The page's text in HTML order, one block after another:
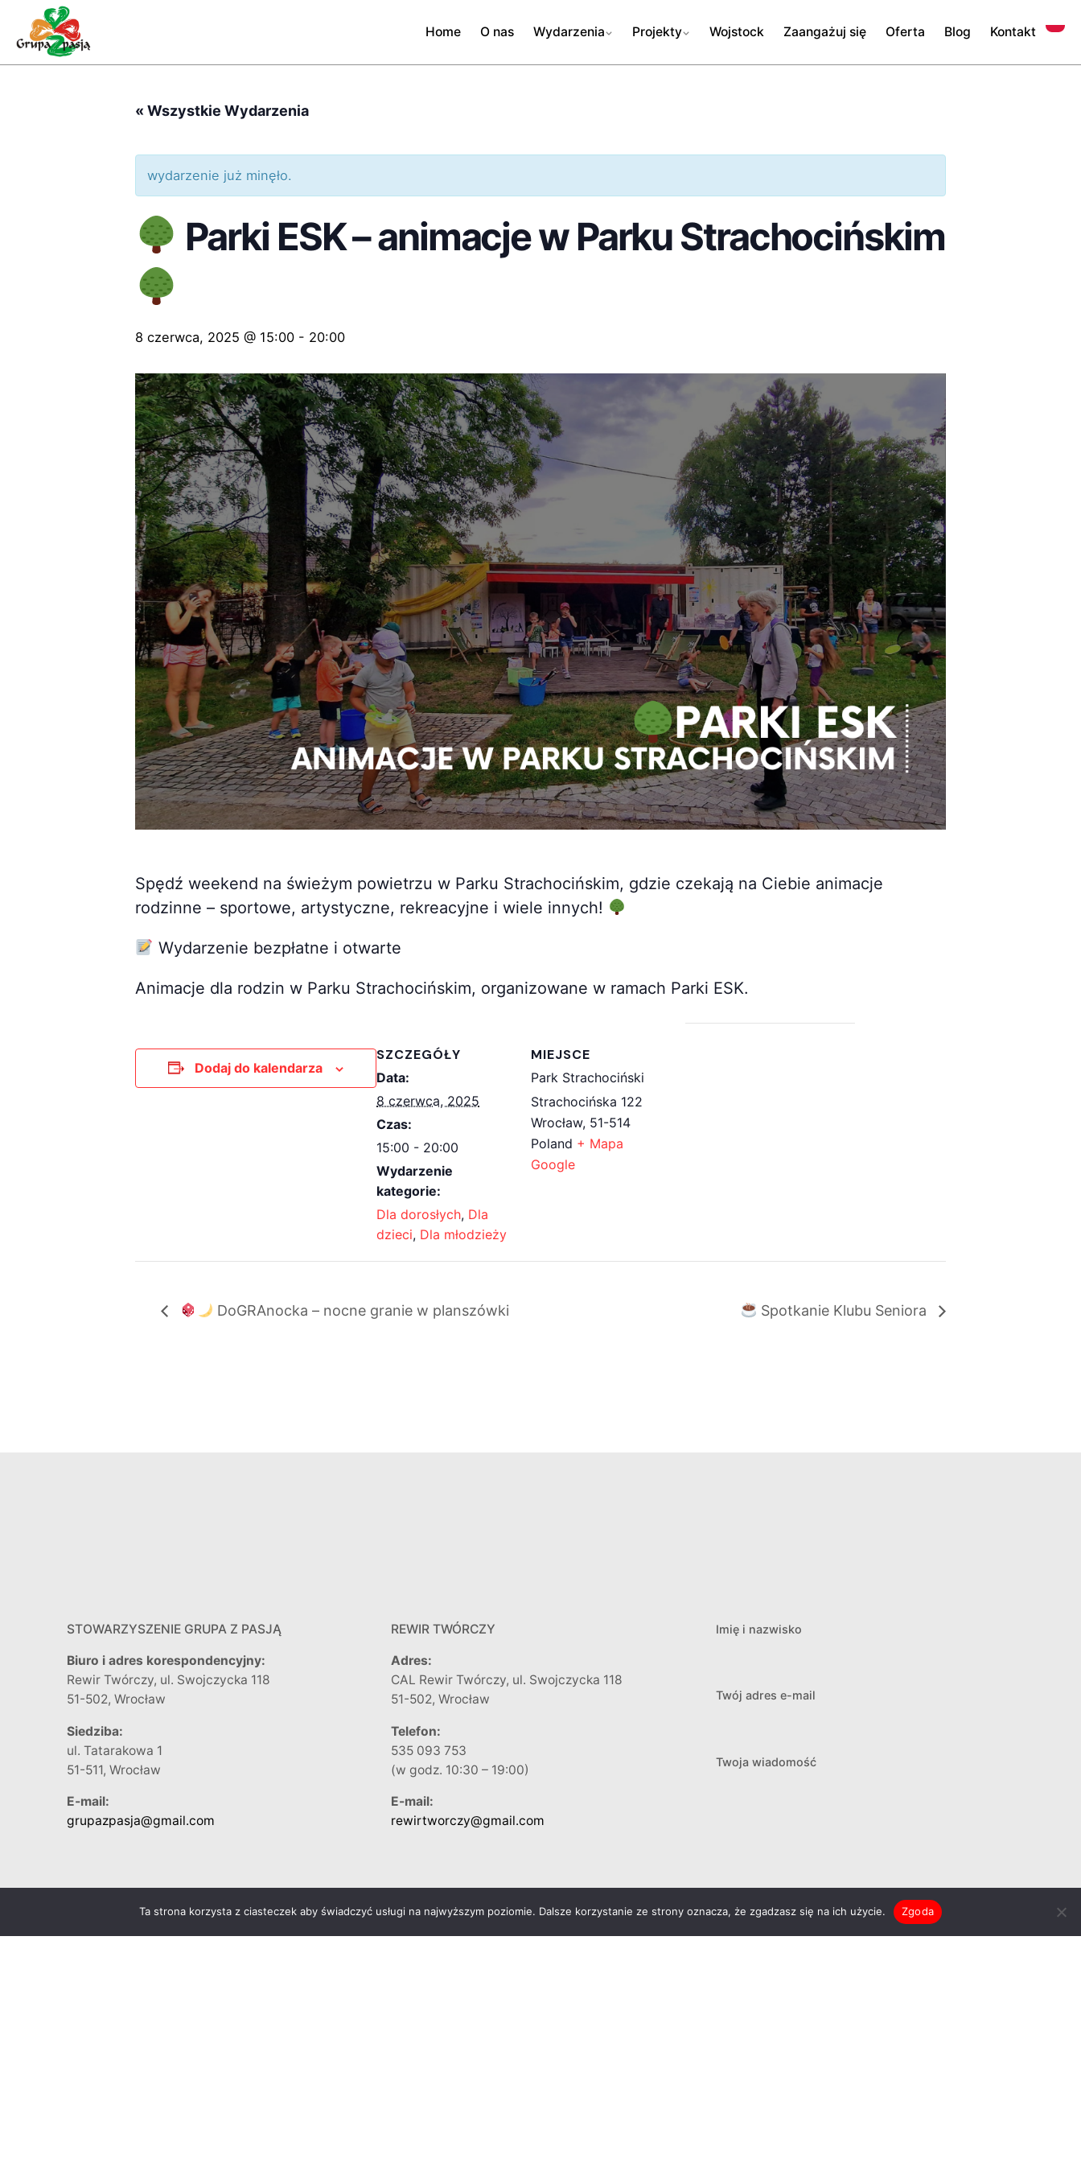
content
Home O nas Wydarzenia Projekty Wojstock Zaangażuj się Oferta Blog Kontakt
« Wszystkie Wydarzenia
wydarzenie już minęło.
Parki ESK – animacje w Parku Strachocińskim
8 czerwca, 2025 @ 15:00 - 20:00
Spędź weekend na świeżym powietrzu w Parku Strachocińskim, gdzie czekają na Ciebie animacje
rodzinne – sportowe, artystyczne, rekreacyjne i wiele innych!
Wydarzenie bezpłatne i otwarte
Animacje dla rodzin w Parku Strachocińskim, organizowane w ramach Parki ESK.
Dodaj do kalendarza
SZCZEGÓŁY
Data:
8 czerwca, 2025
Czas:
15:00 - 20:00
Wydarzenie
kategorie:
Dla dorosłych, Dla
dzieci, Dla młodzieży
MIEJSCE
Park Strachociński
Strachocińska 122
Wrocław, 51-514
Poland + Mapa
Google
DoGRAnocka – nocne granie w planszówki Spotkanie Klubu Seniora
STOWARZYSZENIE GRUPA Z PASJĄ
Biuro i adres korespondencyjny:
Rewir Twórczy, ul. Swojczycka 118
51-502, Wrocław
Siedziba:
ul. Tatarakowa 1
51-511, Wrocław
E-mail:
grupazpasja@gmail.com
REWIR TWÓRCZY
Adres:
CAL Rewir Twórczy, ul. Swojczycka 118
51-502, Wrocław
Telefon:
535 093 753
(w godz. 10:30 – 19:00)
E-mail:
rewirtworczy@gmail.com
Imię i nazwisko
Twój adres e-mail
Twoja wiadomość
Ta strona korzysta z ciasteczek aby świadczyć usługi na najwyższym poziomie. Dalsze korzystanie ze strony oznacza, że zgadzasz się na ich użycie. Zgoda